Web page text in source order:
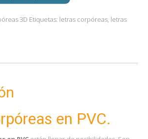
3D Etiquetas: letras corpóreas, letras
en PVC.